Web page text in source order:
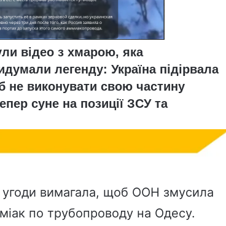
відео з хмарою, яка
легенду: Україна підірвала
не виконувати свою частину
суне на позиції ЗСУ та
угоди вимагала, щоб ООН змусила
по трубопроводу на Одесу.